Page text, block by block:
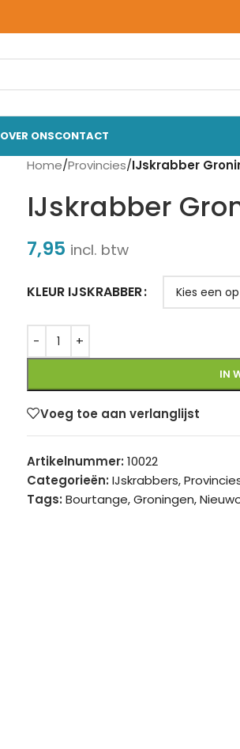
OVER ONSCONTACT
Home/Provincies/IJskrabber
IJskrabber
7,95 incl. btw
KLEUR IJSKRABBER
IN
Voeg toe aan verlanglijst
Artikelnummer: 10022
Categorieën: IJskrabbers,
Tags: Bourtange,Groningen,